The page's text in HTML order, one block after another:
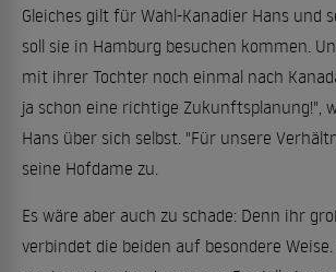
Gleiches gilt für Wahl-Kanadier Hans und
soll sie in Hamburg besuchen kommen.
mit ihrer Tochter noch einmal nach
ja schon eine richtige Zukunftsplanung!",
Hans über sich selbst. "Für unsere
seine Hofdame zu.
Es wäre aber auch zu schade: Denn ihr
verbindet die beiden auf besondere